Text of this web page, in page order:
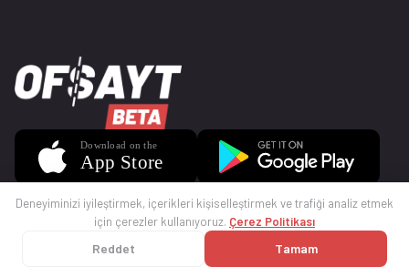
© 2025 Ofsayt
Deneyiminizi iyileştirmek, içerikleri kişiselleştirmek ve trafiği analiz etmek
için çerezler kullanıyoruz. Çerez Politikası
Reddet Tamam